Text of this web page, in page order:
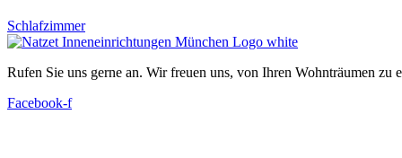
Schlafzimmer
Rufen Sie uns gerne an. Wir freuen uns, von Ihren Wohnträumen zu
Facebook-f